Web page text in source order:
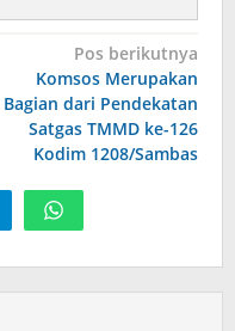
Pos berikutnya
Komsos Merupakan
Bagian dari Pendekatan
Satgas TMMD ke-126
Kodim 1208/Sambas